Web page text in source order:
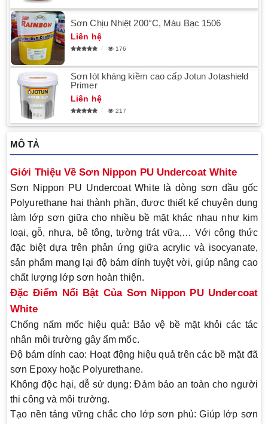
Sơn Chịu Nhiệt 200°C, Màu Bạc 1506
Liên hệ
176
Sơn lót kháng kiềm cao cấp Jotun Jotashield
Primer
Liên hệ
217
MÔ TẢ
Giới Thiệu Về Sơn Nippon PU Undercoat White
Sơn Nippon PU Undercoat White là dòng sơn dầu gốc
Polyurethane hai thành phần, được thiết kế chuyên dụng
làm lớp sơn giữa cho nhiều bề mặt khác nhau như kim
loại, gỗ, nhựa, bê tông, tường trát vữa,… Với công thức
đặc biệt dựa trên phản ứng giữa acrylic và isocyanate,
sản phẩm mang lại độ bám dính tuyệt vời, giúp nâng cao
chất lượng lớp sơn hoàn thiện.
Đặc Điểm Nổi Bật Của Sơn Nippon PU Undercoat
White
Chống nấm mốc hiệu quả: Bảo vệ bề mặt khỏi các tác
nhân môi trường gây ẩm mốc.
Độ bám dính cao: Hoạt động hiệu quả trên các bề mặt đã
sơn Epoxy hoặc Polyurethane.
Không độc hại, dễ sử dụng: Đảm bảo an toàn cho người
thi công và môi trường.
Tạo nền tảng vững chắc cho lớp sơn phủ: Giúp lớp sơn